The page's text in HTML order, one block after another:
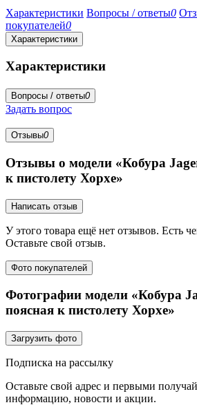
Характеристики Вопросы / ответы0
покупателей0
Характеристики
Характеристики
Вопросы / ответы0
Задать вопрос
Отзывы0
Отзывы о модели «Кобура
к пистолету Хорхе»
Написать отзыв
У этого товара ещё нет отзывов. Есть
Оставьте свой отзыв.
Фото покупателей
Фотографии модели «Кобура
поясная к пистолету Хорхе»
Загрузить фото
Подписка на рассылку
Оставьте свой адрес и первыми
информацию, новости и акции.